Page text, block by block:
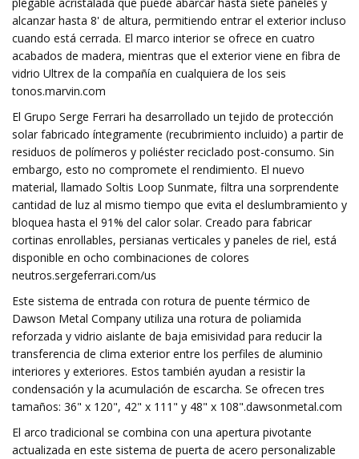
alcanzar hasta 8' de altura, permitiendo entrar el exterior incluso
cuando está cerrada. El marco interior se ofrece en cuatro
acabados de madera, mientras que el exterior viene en fibra de
vidrio Ultrex de la compañía en cualquiera de los seis
tonos.marvin.com
El Grupo Serge Ferrari ha desarrollado un tejido de protección
solar fabricado íntegramente (recubrimiento incluido) a partir de
residuos de polímeros y poliéster reciclado post-consumo. Sin
embargo, esto no compromete el rendimiento. El nuevo
material, llamado Soltis Loop Sunmate, filtra una sorprendente
cantidad de luz al mismo tiempo que evita el deslumbramiento y
bloquea hasta el 91% del calor solar. Creado para fabricar
cortinas enrollables, persianas verticales y paneles de riel, está
disponible en ocho combinaciones de colores
neutros.sergeferrari.com/us
Este sistema de entrada con rotura de puente térmico de
Dawson Metal Company utiliza una rotura de poliamida
reforzada y vidrio aislante de baja emisividad para reducir la
transferencia de clima exterior entre los perfiles de aluminio
interiores y exteriores. Estos también ayudan a resistir la
condensación y la acumulación de escarcha. Se ofrecen tres
tamaños: 36" x 120", 42" x 111" y 48" x 108".dawsonmetal.com
El arco tradicional se combina con una apertura pivotante
actualizada en este sistema de puerta de acero personalizable